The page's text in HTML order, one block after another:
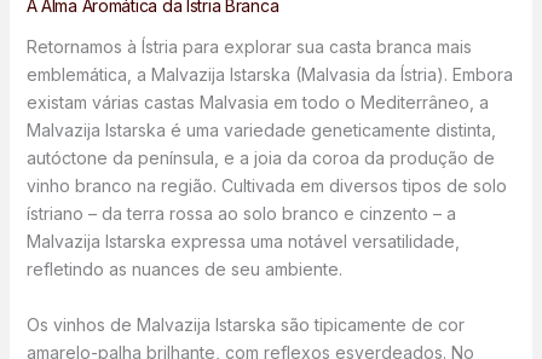
A Alma Aromática da Ístria Branca
Retornamos à Ístria para explorar sua casta branca mais
emblemática, a Malvazija Istarska (Malvasia da Ístria). Embora
existam várias castas Malvasia em todo o Mediterrâneo, a
Malvazija Istarska é uma variedade geneticamente distinta,
autóctone da península, e a joia da coroa da produção de
vinho branco na região. Cultivada em diversos tipos de solo
ístriano – da terra rossa ao solo branco e cinzento – a
Malvazija Istarska expressa uma notável versatilidade,
refletindo as nuances de seu ambiente.
Os vinhos de Malvazija Istarska são tipicamente de cor
amarelo-palha brilhante, com reflexos esverdeados. No